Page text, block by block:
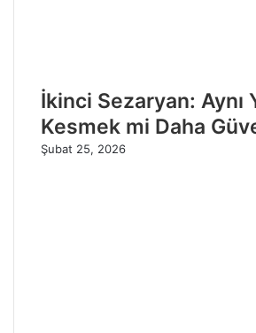
İkinci Sezaryan: Aynı
Kesmek mi Daha
Şubat 25, 2026